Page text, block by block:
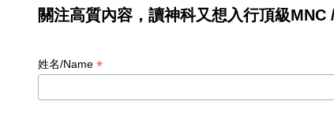
關注高質內容，讀神科又想入行頂級
姓名/Name *